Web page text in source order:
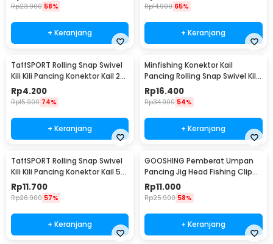
Rp23.900 58%
+ Keranjang
Rp14.900 65%
+ Keranjang
TaffSPORT Rolling Snap Swivel
Kili Kili Pancing Konektor Kail 2
10 PCS - S20
Rp4.200
Rp15.900 74%
+ Keranjang
Minfishing Konektor Kail
Pancing Rolling Snap Swivel Kili
100 PCS 6# - YH12
Rp16.400
Rp34.900 54%
+ Keranjang
TaffSPORT Rolling Snap Swivel
Kili Kili Pancing Konektor Kail 50
PCS Size 12 - MRH10
Rp11.700
Rp26.900 57%
+ Keranjang
GOOSHING Pemberat Umpan
Pancing Jig Head Fishing Clip
0.2-2g 106 PCS
Rp11.000
Rp25.900 58%
+ Keranjang